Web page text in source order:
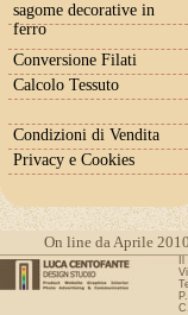
sagome decorative in
ferro
Conversione Filati
Calcolo Tessuto
Condizioni di Vendita
Privacy e Cookies
On line da Aprile